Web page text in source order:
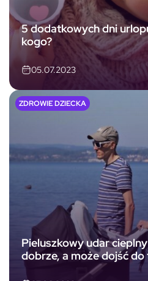
5 dodatkowych dni
kogo?
05.07.2023
Pieluszkowy udar
dobrze, a może dojść
ZDROWIE DZIECKA